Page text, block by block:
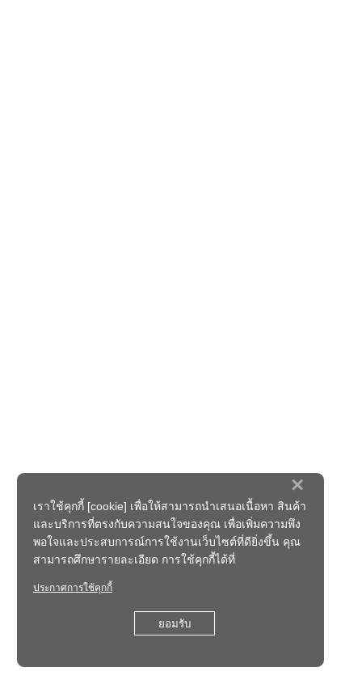
×
เราใช้คุกกี้ [cookie] เพื่อให้สามารถนำเสนอเนื้อหา สินค้า
และบริการที่ตรงกับความสนใจของคุณ เพื่อเพิ่มความพึง
พอใจและประสบการณ์การใช้งานเว็บไซต์ที่ดียิ่งขึ้น คุณ
สามารถศึกษารายละเอียด การใช้คุกกี้ได้ที่
ประกาศการใช้คุกกี้
ยอมรับ